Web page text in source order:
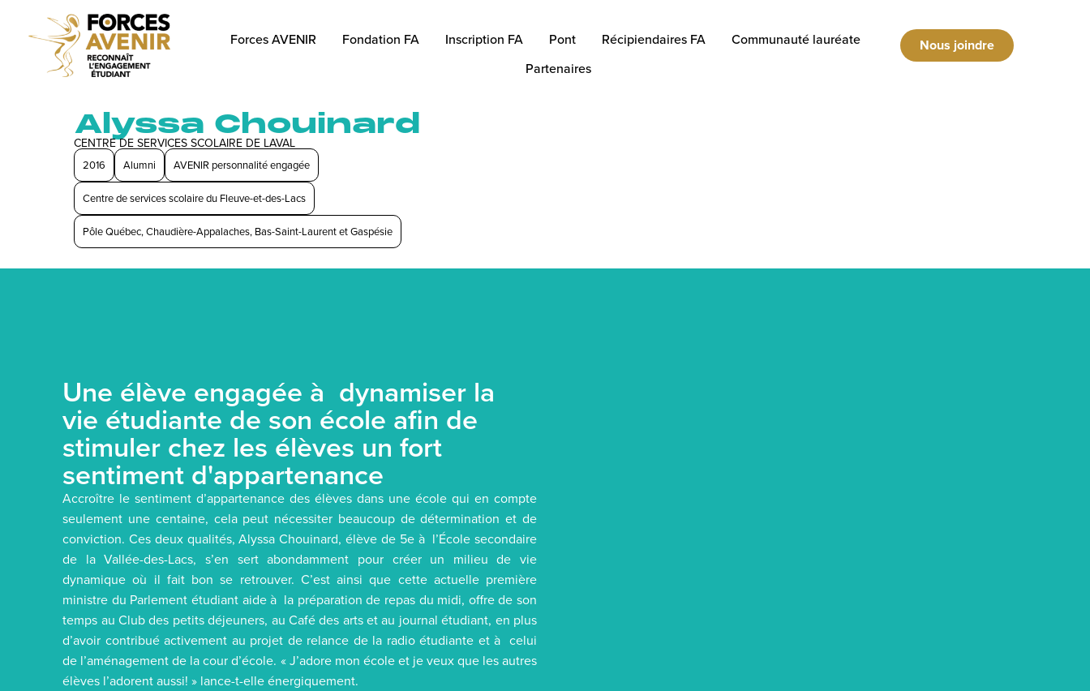
Forces AVENIR Fondation FA Inscription FA Pont Récipiendaires FA
Communauté lauréate
Partenaires
Nous joindre
Alyssa Chouinard
CENTRE DE SERVICES SCOLAIRE DE LAVAL
2016 Alumni AVENIR personnalité engagée
Centre de services scolaire du Fleuve-et-des-Lacs
Pôle Québec, Chaudière-Appalaches, Bas-Saint-Laurent et Gaspésie
Une élève engagée à dynamiser la
vie étudiante de son école afin de
stimuler chez les élèves un fort
sentiment d'appartenance
Accroître le sentiment d’appartenance des élèves dans une école qui en compte
seulement une centaine, cela peut nécessiter beaucoup de détermination et de
conviction. Ces deux qualités, Alyssa Chouinard, élève de 5e à l’École secondaire
de la Vallée-des-Lacs, s’en sert abondamment pour créer un milieu de vie
dynamique où il fait bon se retrouver. C’est ainsi que cette actuelle première
ministre du Parlement étudiant aide à la préparation de repas du midi, offre de son
temps au Club des petits déjeuners, au Café des arts et au journal étudiant, en plus
d’avoir contribué activement au projet de relance de la radio étudiante et à celui
de l’aménagement de la cour d’école. « J’adore mon école et je veux que les autres
élèves l’adorent aussi! » lance-t-elle énergiquement.